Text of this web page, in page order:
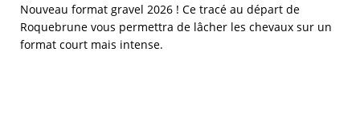
Nouveau format gravel 2026 ! Ce tracé au départ de
Roquebrune vous permettra de lâcher les chevaux sur un
format court mais intense.